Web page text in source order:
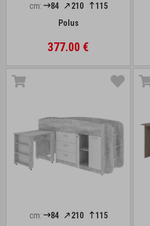
cm: 84 210
115
Polus
377.00 €
cm: 84 210
115